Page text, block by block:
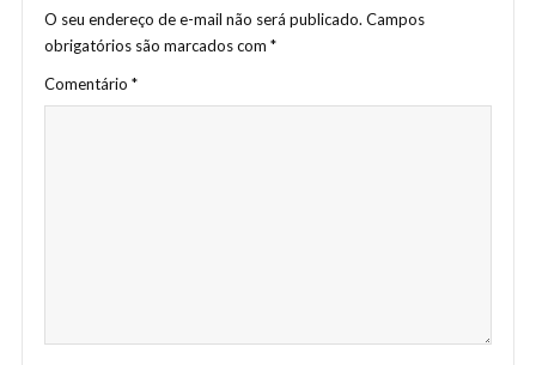
O seu endereço de e-mail não será publicado. Campos
obrigatórios são marcados com *
Comentário *